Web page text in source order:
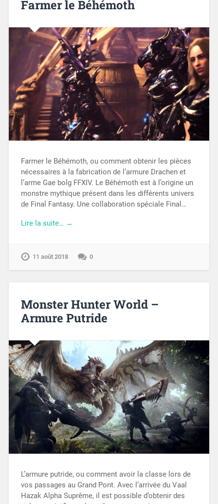
Farmer le Béhémoth
Farmer le Béhémoth, ou comment obtenir les pièces
nécessaires à la fabrication de l’armure Drachen et
l’arme Gae bolg FFXIV. Le Béhémoth est à l’origine un
monstre mythique présent dans les différents univers
de Final Fantasy. Une collaboration spéciale Final…
Lire la suite… →
11 août 2018 0
Monster Hunter World –
Armure Putride
L’armure putride, ou comment avoir la classe lors de
vos passages au Grand Pont. Avec l’arrivée du Vaal
Hazak Alpha Suprême, il est possible d’obtenir des